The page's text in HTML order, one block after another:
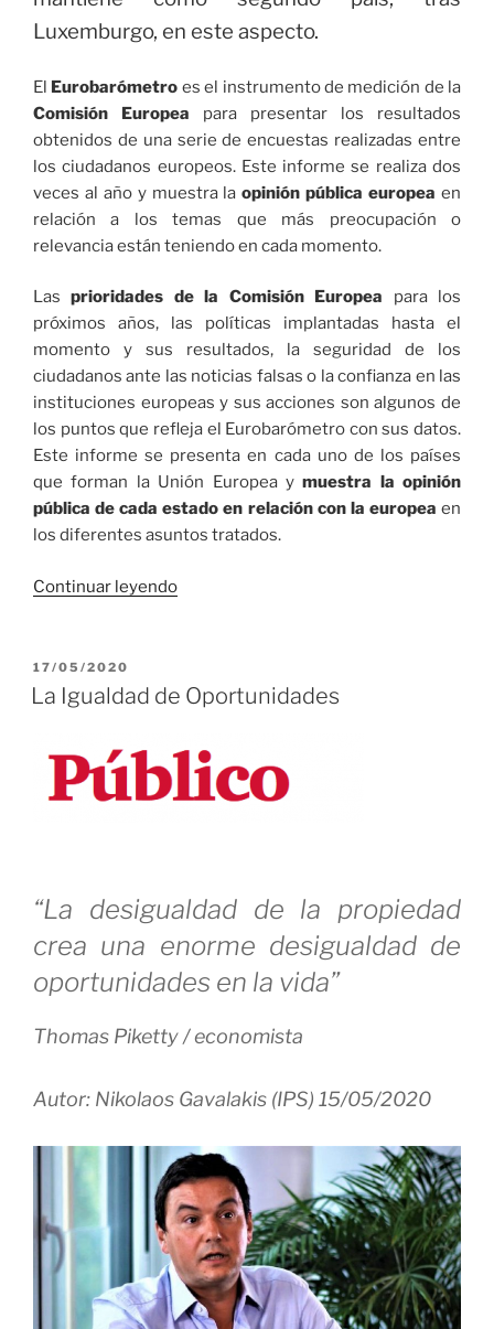
estúpido
dinero!»
Luxemburgo, en este aspecto.
El Eurobarómetro es el instrumento de medición de la
Comisión Europea para presentar los resultados
obtenidos de una serie de encuestas realizadas entre
los ciudadanos europeos. Este informe se realiza dos
veces al año y muestra laopinión pública europea en
relación a los temas que más preocupación o
relevancia están teniendo en cada momento.
Lasprioridades de la Comisión Europea para los
próximos años, las políticas implantadas hasta el
momento y sus resultados, la seguridad de los
ciudadanos ante las noticias falsas o la confianza en las
instituciones europeas y sus acciones son algunos de
los puntos que refleja el Eurobarómetro con sus datos.
Este informe se presenta en cada uno de los países
que forman la Unión Europea ymuestra la opinión
pública de cada estado en relación con la europea en
los diferentes asuntos tratados.
Continuar leyendo«Somos
pero
PUBLICADO
EL
17/05/2020
La Igualdad de Oportunidades
“La desigualdad de la propiedad
crea una enorme desigualdad de
oportunidades en la vida”
Thomas Piketty / economista
Autor: Nikolaos Gavalakis (IPS) 15/05/2020